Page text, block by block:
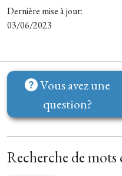
Dernière mise à jour:
03/06/2023
Vous avez une
question?
Recherche de mots